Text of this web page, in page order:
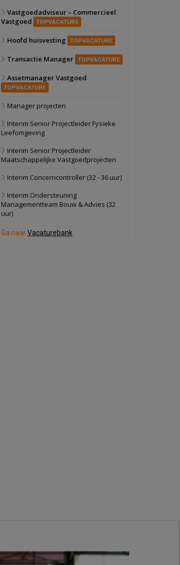
Oranje
28 september 2026
bedrijventerrein
Bekijk
Schuinesloot
politiebureau
17 september 2026
Voormalig
Vastgoedadviseur – Commercieel
Vastgoed
TOPVACATURE
Hoofd huisvesting TOPVACATURE
Transactie Manager TOPVACATURE
Assetmanager Vastgoed
TOPVACATURE
Manager projecten
Interim Senior Projectleider Fysieke
Leefomgeving
Interim Senior Projectleider
Maatschappelijke Vastgoedprojecten
Interim Concerncontroller (32 - 36 uur)
Interim Ondersteuning
Managementteam Bouw & Advies (32
uur)
Ga naarVacaturebank